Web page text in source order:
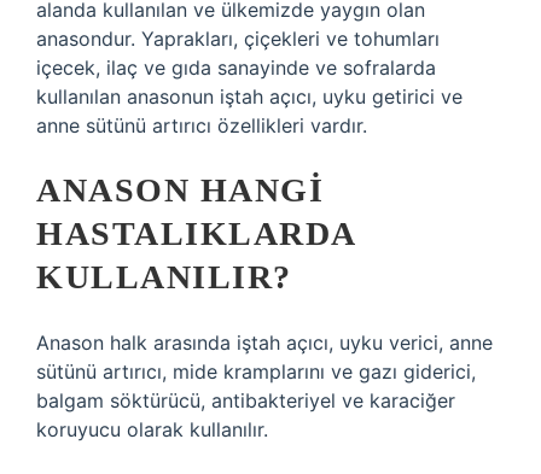
alanda kullanılan ve ülkemizde yaygın olan
anasondur. Yaprakları, çiçekleri ve tohumları
içecek, ilaç ve gıda sanayinde ve sofralarda
kullanılan anasonun iştah açıcı, uyku getirici ve
anne sütünü artırıcı özellikleri vardır.
ANASON HANGI
HASTALIKLARDA
KULLANILIR?
Anason halk arasında iştah açıcı, uyku verici, anne
sütünü artırıcı, mide kramplarını ve gazı giderici,
balgam söktürücü, antibakteriyel ve karaciğer
koruyucu olarak kullanılır.